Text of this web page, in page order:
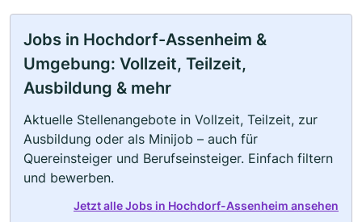
Jobs in Hochdorf-Assenheim &
Umgebung: Vollzeit, Teilzeit,
Ausbildung & mehr
Aktuelle Stellenangebote in Vollzeit, Teilzeit, zur
Ausbildung oder als Minijob – auch für
Quereinsteiger und Berufseinsteiger. Einfach filtern
und bewerben.
Jetzt alle Jobs in Hochdorf-Assenheim ansehen